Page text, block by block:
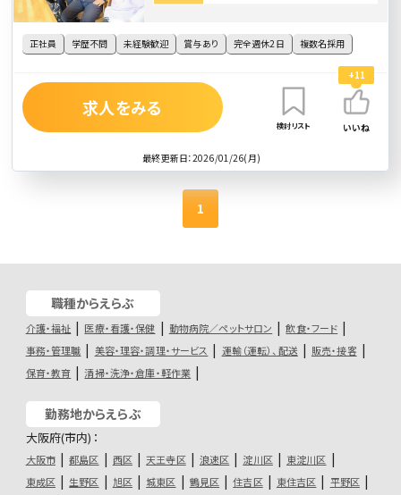
正社員 学歴不問 未経験歓迎 賞与あり 完全週休2日 複数名採用
最終更新日：2026/01/26(月)
求人をみる
検討リスト
+11
いいね
1
職種からえらぶ
介護・福祉 医療・看護・保健 動物病院／ペットサロン
飲食・フード
事務・管理職
美容・理容・調理・サービス 運輸（運転）、配送
販売・接客
保育・教育
清掃・洗浄・倉庫・軽作業
勤務地からえらぶ
大阪府(市内)：
大阪市 都島区 西区 天王寺区 浪速区 淀川区
東淀川区
東成区
生野区 旭区 城東区 鶴見区 住吉区 東住吉区
平野区